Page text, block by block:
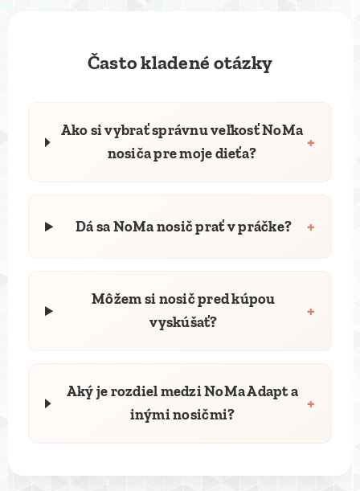
Často kladené otázky
Ako si vybrať správnu veľkosť NoMa
nosiča pre moje dieťa?
+
Dá sa NoMa nosič prať v práčke? +
Môžem si nosič pred kúpou
vyskúšať?
+
Aký je rozdiel medzi NoMa Adapt a
inými nosičmi?
+